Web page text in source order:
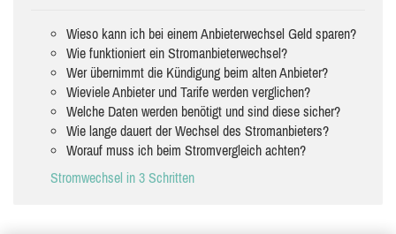
Wieso kann ich bei einem Anbieterwechsel Geld sparen?
Wie funktioniert ein Stromanbieterwechsel?
Wer übernimmt die Kündigung beim alten Anbieter?
Wieviele Anbieter und Tarife werden verglichen?
Welche Daten werden benötigt und sind diese sicher?
Wie lange dauert der Wechsel des Stromanbieters?
Worauf muss ich beim Stromvergleich achten?
Stromwechsel in 3 Schritten